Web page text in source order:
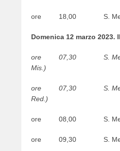
ore 18,00 S.
Domenica 12 marzo 2023.
ore 07,30 S. Messa
Mis.)
ore 07,30 S. Messa
Red.)
ore 08,00 S.
ore 09,30 S.